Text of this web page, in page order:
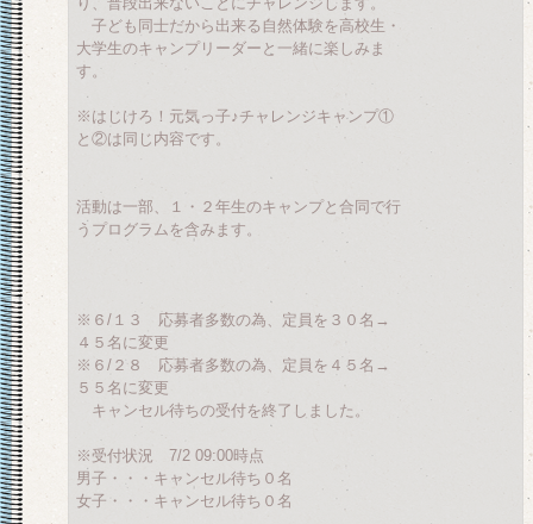
子ども同士だから出来る自然体験を高校生・
大学生のキャンプリーダーと一緒に楽しみま
す。
※はじけろ！元気っ子♪チャレンジキャンプ①
と②は同じ内容です。
活動は一部、１・２年生のキャンプと合同で行
うプログラムを含みます。
※６/１３ 応募者多数の為、定員を３０名→
４５名に変更
※６/２８ 応募者多数の為、定員を４５名→
５５名に変更
キャンセル待ちの受付を終了しました。
※受付状況 7/2 09:00時点
男子・・・キャンセル待ち０名
女子・・・キャンセル待ち０名